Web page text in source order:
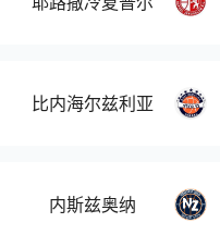
比内海尔兹利亚
内斯兹奥纳